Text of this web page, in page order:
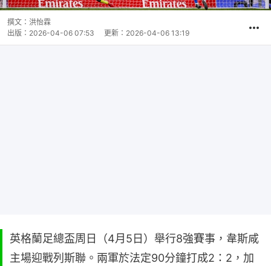
撰文： 洪怡霖
出版： 2026-04-06 07:53 更新： 2026-04-06 13:19
英格蘭足總盃周日（4月5日）舉行8強賽事，韋斯咸
主場迎戰列斯聯。兩軍於法定90分鐘打成2：2，加